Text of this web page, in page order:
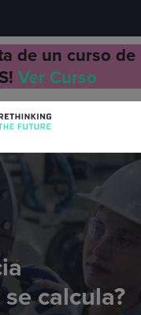
de un curso de
Ver Curso
calcula?